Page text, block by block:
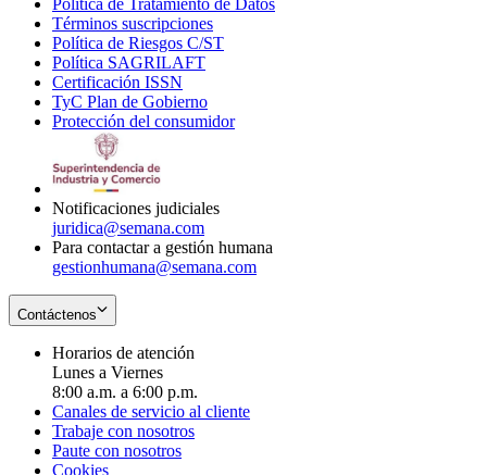
new
window
Términos suscripciones
in
Política de Riesgos C/ST
Política SAGRILAFT
new
window
Certificación ISSN
in
new
TyC Plan de Gobierno
in
Protección del consumidorOpens
Notificaciones judiciales
juridica@semana.com
Para contactar a gestión humana
gestionhumana@semana.com
Contáctenos
Horarios de atención
Lunes a Viernes
8:00 a.m. a 6:00 p.m.
Canales de servicio al cliente
Trabaje con nosotros
Paute con nosotros
Cookies